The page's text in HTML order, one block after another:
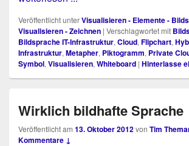
Veröffentlicht unterVisualisieren - Elemente -
Visualisieren - Zeichnen | Verschlagwortet mit
Bildsprache IT-Infrastruktur, Cloud, Flipchart,
Infrastruktur, Metapher, Piktogramm, Private
Symbol, Visualisieren, Whiteboard | Hinterlasse
Wirklich bildhafte Sprache
Veröffentlicht am 13. Oktober 2012von Tim
Kommentare ↓